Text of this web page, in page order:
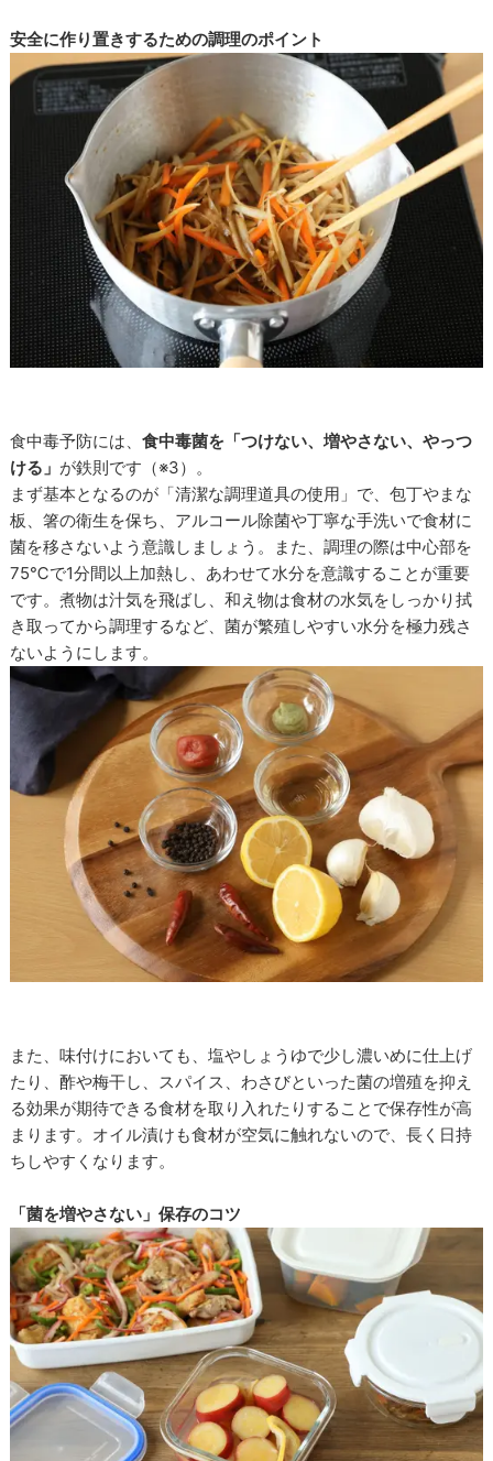
安全に作り置きするための調理のポイント
食中毒予防には、食中毒菌を「つけない、増やさない、やっつ
ける」 が鉄則です（※3）。
まず基本となるのが「清潔な調理道具の使用」で、包丁やまな
板、箸の衛生を保ち、アルコール除菌や丁寧な手洗いで食材に
菌を移さないよう意識しましょう。また、調理の際は中心部を
75℃で1分間以上加熱し、あわせて水分を意識することが重要
です。煮物は汁気を飛ばし、和え物は食材の水気をしっかり拭
き取ってから調理するなど、菌が繁殖しやすい水分を極力残さ
ないようにします。
また、味付けにおいても、塩やしょうゆで少し濃いめに仕上げ
たり、酢や梅干し、スパイス、わさびといった菌の増殖を抑え
る効果が期待できる食材を取り入れたりすることで保存性が高
まります。オイル漬けも食材が空気に触れないので、長く日持
ちしやすくなります。
「菌を増やさない」保存のコツ